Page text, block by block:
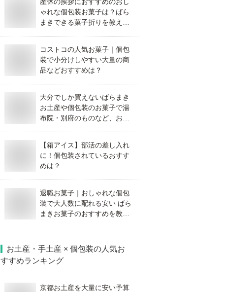
ゃれな個包装お菓子は？ばら
まきできる菓子折りを教えて
コストコの人気お菓子｜個包
装で小分けしやすい大量の商
品などおすすめは？
大分でしか買えないばらまき
お土産や個包装のお菓子で湯
布院・別府のものなど、おす
【箱アイス】部活の差し入れ
に！個包装されているおすす
めは？
退職お菓子｜おしゃれな個包
装で大人数に配れる安い ばら
まきお菓子のおすすめを教え
お土産・手土産 × 個包装の人気お
すすめランキング
京都お土産を大量に安い予算